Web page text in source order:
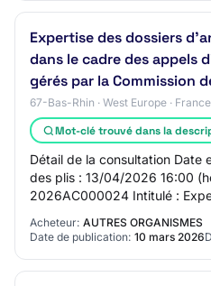
Expertise des dossiers
dans le cadre des appels
gérés par la Commission
67-Bas-Rhin · West Europe · France
Mot-clé trouvé dans la
Détail de la consultation Date
des plis : 13/04/2026 16:00
2026AC000024 Intitulé :
Acheteur: AUTRES ORGANISMES
Date de publication: 10 mars 2026